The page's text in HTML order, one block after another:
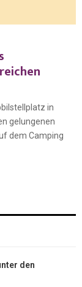
in
gelungenen
dem Camping
den